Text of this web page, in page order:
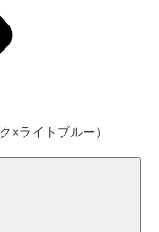
×ライトブルー）